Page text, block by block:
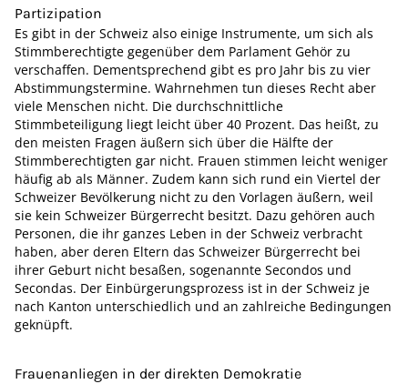
Partizipation
Es gibt in der Schweiz also einige Instrumente, um sich als
Stimmberechtigte gegenüber dem Parlament Gehör zu
verschaffen. Dementsprechend gibt es pro Jahr bis zu vier
Abstimmungstermine. Wahrnehmen tun dieses Recht aber
viele Menschen nicht. Die durchschnittliche
Stimmbeteiligung liegt leicht über 40 Prozent. Das heißt, zu
den meisten Fragen äußern sich über die Hälfte der
Stimmberechtigten gar nicht. Frauen stimmen leicht weniger
häufig ab als Männer. Zudem kann sich rund ein Viertel der
Schweizer Bevölkerung nicht zu den Vorlagen äußern, weil
sie kein Schweizer Bürgerrecht besitzt. Dazu gehören auch
Personen, die ihr ganzes Leben in der Schweiz verbracht
haben, aber deren Eltern das Schweizer Bürgerrecht bei
ihrer Geburt nicht besaßen, sogenannte Secondos und
Secondas. Der Einbürgerungsprozess ist in der Schweiz je
nach Kanton unterschiedlich und an zahlreiche Bedingungen
geknüpft.
Frauenanliegen in der direkten Demokratie